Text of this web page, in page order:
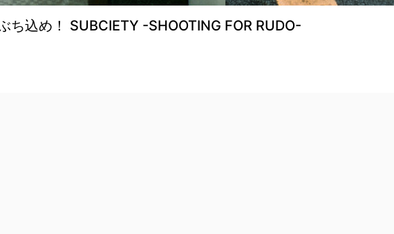
ち込め！ SUBCIETY -SHOOTING FOR RUDO-